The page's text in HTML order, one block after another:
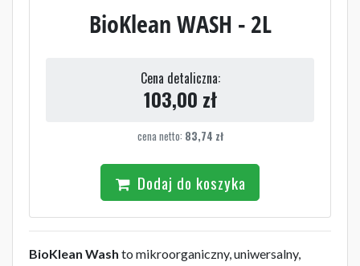
BioKlean WASH - 2L
Cena detaliczna:
103,00 zł
cena netto: 83,74 zł
Dodaj do koszyka
BioKlean Wash to mikroorganiczny, uniwersalny,